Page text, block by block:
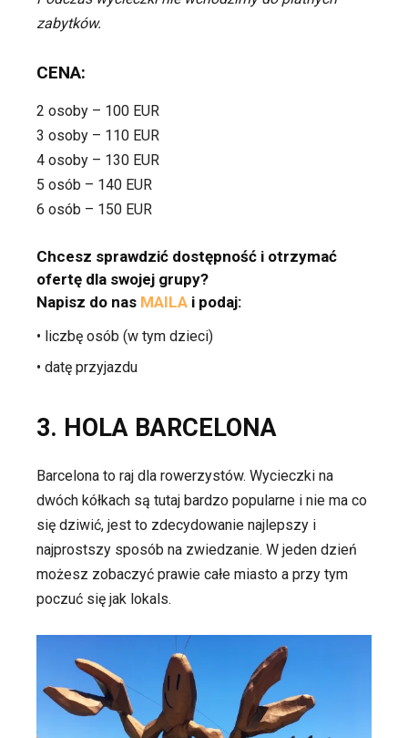
zabytków.
CENA:
2 osoby – 100 EUR
3 osoby – 110 EUR
4 osoby – 130 EUR
5 osób – 140 EUR
6 osób – 150 EUR
Chcesz sprawdzić dostępność i otrzymać
ofertę dla swojej grupy?
Napisz do nas MAILA i podaj:
• liczbę osób (w tym dzieci)
• datę przyjazdu
3. HOLA BARCELONA
Barcelona to raj dla rowerzystów. Wycieczki na
dwóch kółkach są tutaj bardzo popularne i nie ma co
się dziwić, jest to zdecydowanie najlepszy i
najprostszy sposób na zwiedzanie. W jeden dzień
możesz zobaczyć prawie całe miasto a przy tym
poczuć się jak lokals.